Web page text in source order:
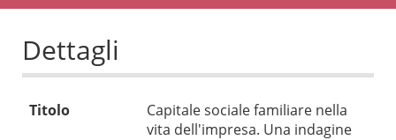
Dettagli
Titolo
Capitale sociale familiare nella
vita dell'impresa. Una indagine